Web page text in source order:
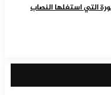
التي استغلها النصاب